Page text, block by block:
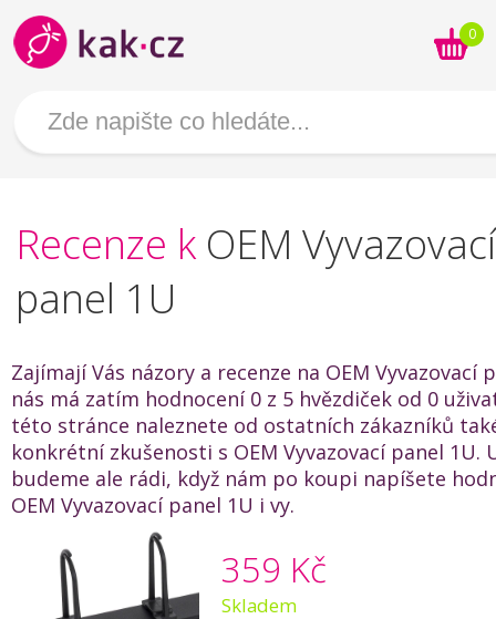
0
Recenze k OEM Vyvazovací
panel 1U
Zajímají Vás názory a recenze na OEM Vyvazovací
nás má zatím hodnocení 0 z 5 hvězdiček od 0
této stránce naleznete od ostatních zákazníků
konkrétní zkušenosti s OEM Vyvazovací panel 1U.
budeme ale rádi, když nám po koupi napíšete
OEM Vyvazovací panel 1U i vy.
359 Kč
Skladem